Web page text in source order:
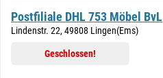
Postfiliale DHL 753 Möbel BvL
Lindenstr. 22, 49808 Lingen(Ems)
Geschlossen!